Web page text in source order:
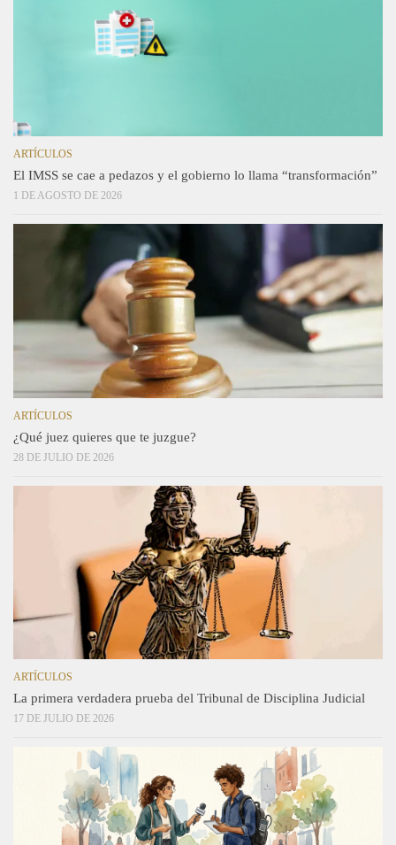
ARTÍCULOS
El IMSS se cae a pedazos y el gobierno lo llama “transformación”
1 DE AGOSTO DE 2026
ARTÍCULOS
¿Qué juez quieres que te juzgue?
28 DE JULIO DE 2026
ARTÍCULOS
La primera verdadera prueba del Tribunal de Disciplina Judicial
17 DE JULIO DE 2026